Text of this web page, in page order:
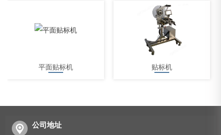
平面贴标机 贴标机
公司地址